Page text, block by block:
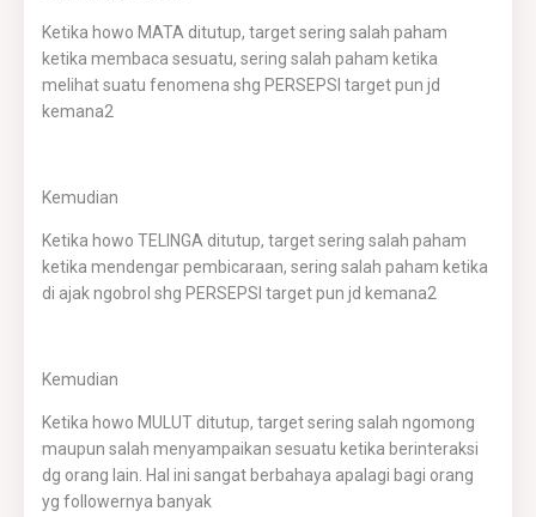
Ketika howo MATA ditutup, target sering salah paham
ketika membaca sesuatu, sering salah paham ketika
melihat suatu fenomena shg PERSEPSI target pun jd
kemana2
Kemudian
Ketika howo TELINGA ditutup, target sering salah paham
ketika mendengar pembicaraan, sering salah paham ketika
di ajak ngobrol shg PERSEPSI target pun jd kemana2
Kemudian
Ketika howo MULUT ditutup, target sering salah ngomong
maupun salah menyampaikan sesuatu ketika berinteraksi
dg orang lain. Hal ini sangat berbahaya apalagi bagi orang
yg followernya banyak